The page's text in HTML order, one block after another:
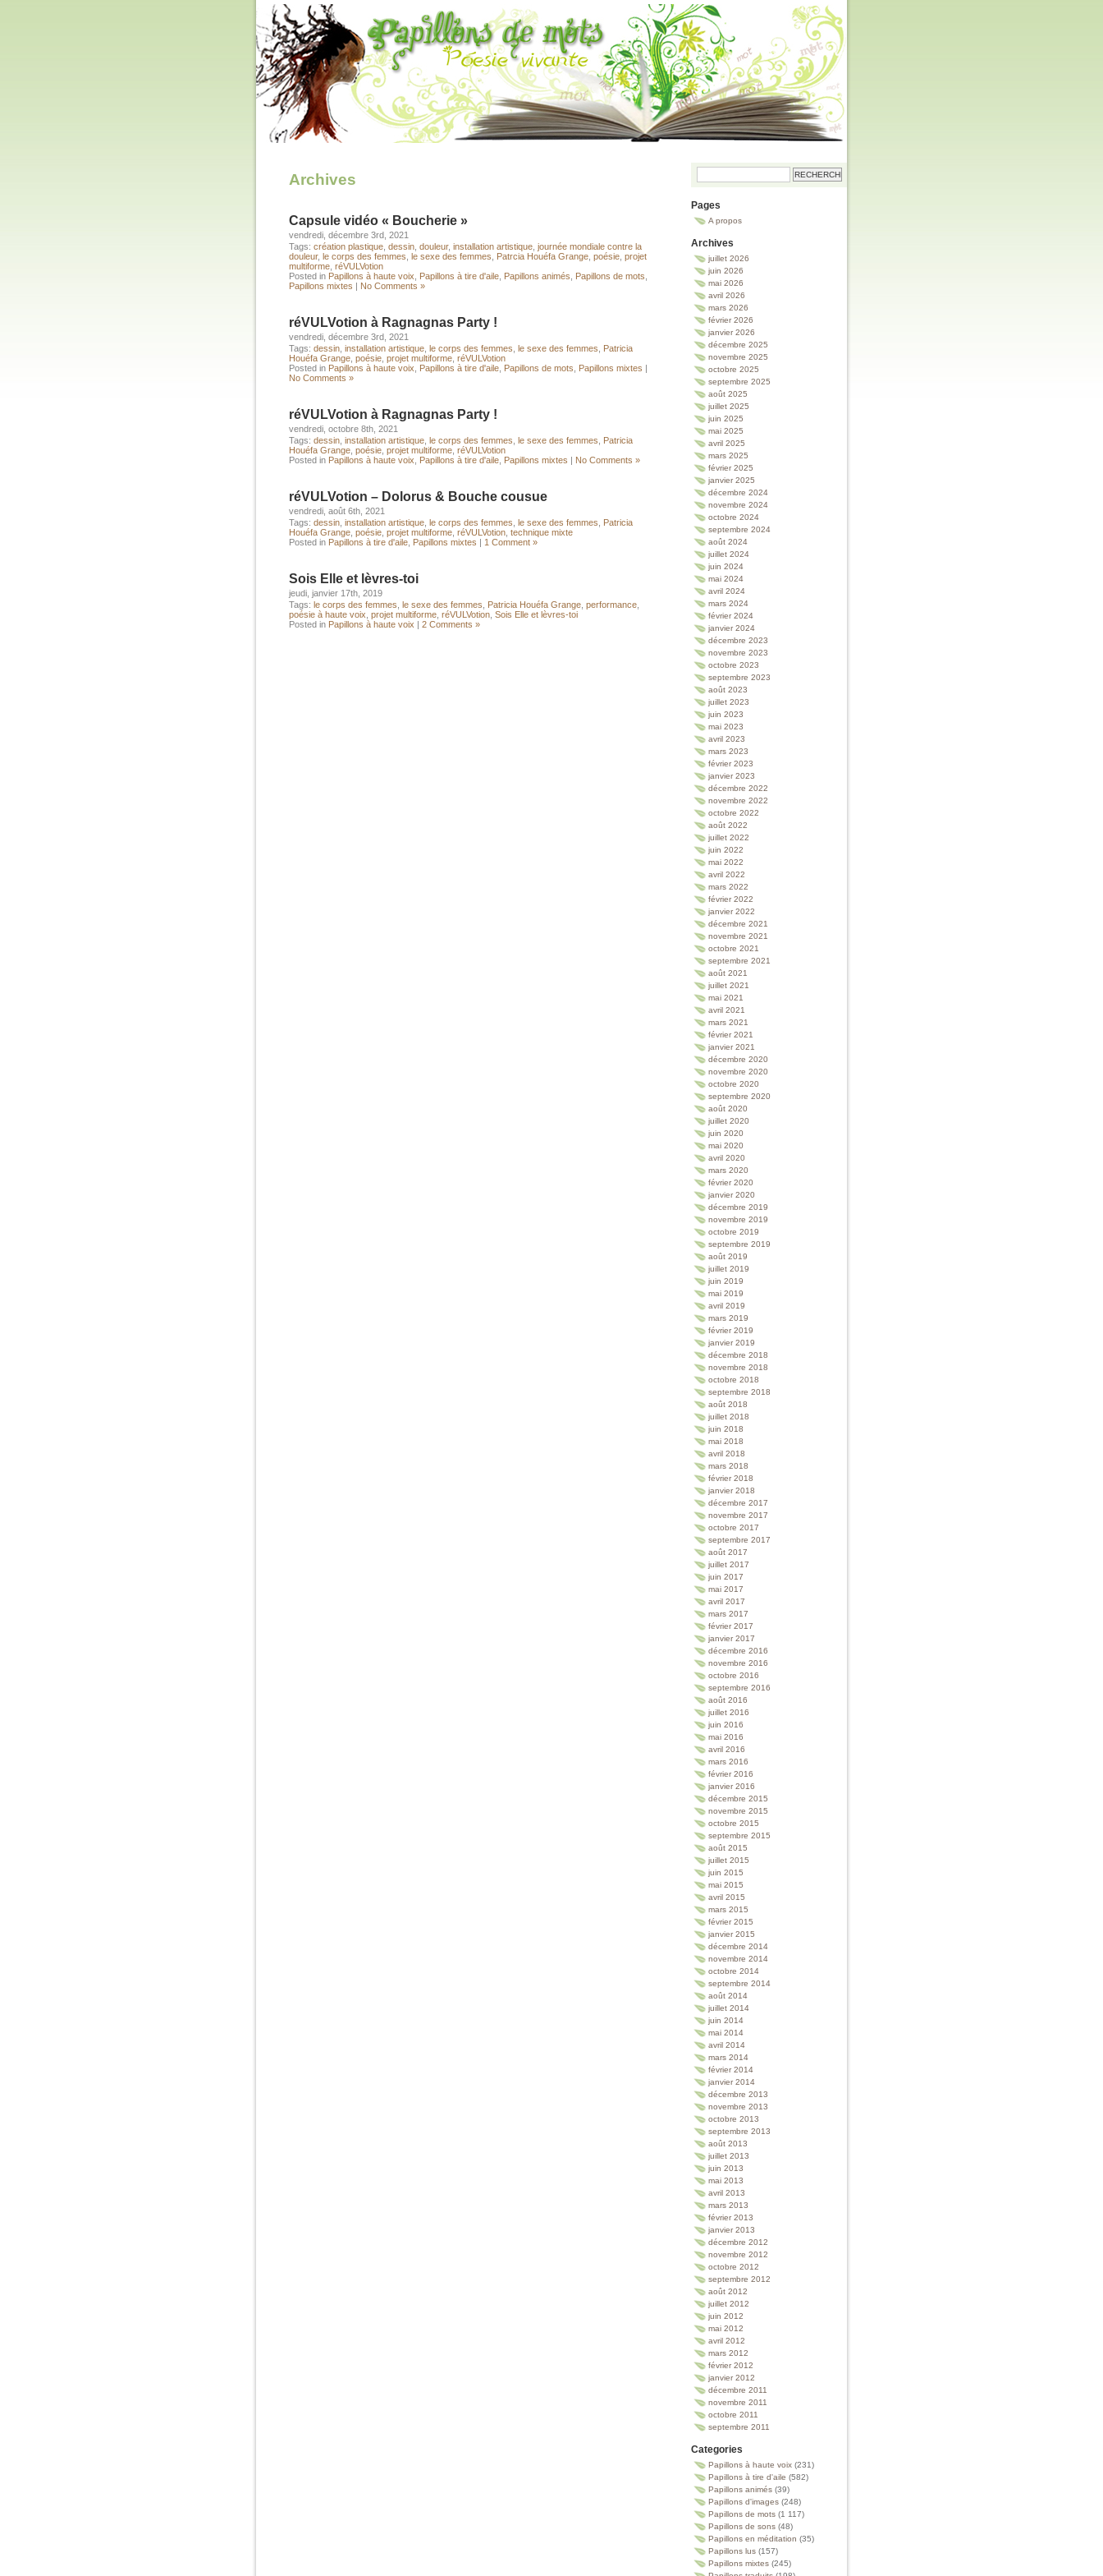
Archives
Capsule vidéo « Boucherie »
vendredi, décembre 3rd, 2021
Tags: création plastique dessin douleur, installation artistique journée mondiale contre la
douleur, le corps des femmes le sexe des femmes Patrcia Houéfa Grange poésie projet
multiforme réVULVotion
Posted in Papillons à haute voix Papillons à tire d'aile Papillons animés Papillons de mots
Papillons mixtes | No Comments »
réVULVotion à Ragnagnas Party !
vendredi, décembre 3rd, 2021
Tags: dessin installation artistique le corps des femmes le sexe des femmes
Patricia
Houéfa Grange poésie projet multiforme réVULVotion
Posted in Papillons à haute voix Papillons à tire d'aile Papillons de mots Papillons mixtes |
No Comments »
réVULVotion à Ragnagnas Party !
vendredi, octobre 8th, 2021
Tags: dessin installation artistique le corps des femmes le sexe des femmes
Patricia
Houéfa Grange poésie projet multiforme réVULVotion
Posted in Papillons à haute voix Papillons à tire d'aile Papillons mixtes | No Comments »
réVULVotion – Dolorus & Bouche cousue
vendredi, août 6th, 2021
Tags: dessin installation artistique le corps des femmes le sexe des femmes
Patricia
Houéfa Grange poésie projet multiforme réVULVotion technique mixte
Posted in Papillons à tire d'aile Papillons mixtes | 1 Comment »
Sois Elle et lèvres-toi
jeudi, janvier 17th, 2019
Tags: le corps des femmes le sexe des femmes Patricia Houéfa Grange performance
poésie à haute voix projet multiforme réVULVotion Sois Elle et lèvres-toi
Posted in Papillons à haute voix | 2 Comments »
Pages
A propos
Archives
juillet 2026
juin 2026
mai 2026
avril 2026
mars 2026
février 2026
janvier 2026
décembre 2025
novembre 2025
octobre 2025
septembre 2025
août 2025
juillet 2025
juin 2025
mai 2025
avril 2025
mars 2025
février 2025
janvier 2025
décembre 2024
novembre 2024
octobre 2024
septembre 2024
août 2024
juillet 2024
juin 2024
mai 2024
avril 2024
mars 2024
février 2024
janvier 2024
décembre 2023
novembre 2023
octobre 2023
septembre 2023
août 2023
juillet 2023
juin 2023
mai 2023
avril 2023
mars 2023
février 2023
janvier 2023
décembre 2022
novembre 2022
octobre 2022
août 2022
juillet 2022
juin 2022
mai 2022
avril 2022
mars 2022
février 2022
janvier 2022
décembre 2021
novembre 2021
octobre 2021
septembre 2021
août 2021
juillet 2021
mai 2021
avril 2021
mars 2021
février 2021
janvier 2021
décembre 2020
novembre 2020
octobre 2020
septembre 2020
août 2020
juillet 2020
juin 2020
mai 2020
avril 2020
mars 2020
février 2020
janvier 2020
décembre 2019
novembre 2019
octobre 2019
septembre 2019
août 2019
juillet 2019
juin 2019
mai 2019
avril 2019
mars 2019
février 2019
janvier 2019
décembre 2018
novembre 2018
octobre 2018
septembre 2018
août 2018
juillet 2018
juin 2018
mai 2018
avril 2018
mars 2018
février 2018
janvier 2018
décembre 2017
novembre 2017
octobre 2017
septembre 2017
août 2017
juillet 2017
juin 2017
mai 2017
avril 2017
mars 2017
février 2017
janvier 2017
décembre 2016
novembre 2016
octobre 2016
septembre 2016
août 2016
juillet 2016
juin 2016
mai 2016
avril 2016
mars 2016
février 2016
janvier 2016
décembre 2015
novembre 2015
octobre 2015
septembre 2015
août 2015
juillet 2015
juin 2015
mai 2015
avril 2015
mars 2015
février 2015
janvier 2015
décembre 2014
novembre 2014
octobre 2014
septembre 2014
août 2014
juillet 2014
juin 2014
mai 2014
avril 2014
mars 2014
février 2014
janvier 2014
décembre 2013
novembre 2013
octobre 2013
septembre 2013
août 2013
juillet 2013
juin 2013
mai 2013
avril 2013
mars 2013
février 2013
janvier 2013
décembre 2012
novembre 2012
octobre 2012
septembre 2012
août 2012
juillet 2012
juin 2012
mai 2012
avril 2012
mars 2012
février 2012
janvier 2012
décembre 2011
novembre 2011
octobre 2011
septembre 2011
Categories
Papillons à haute voix (231)
Papillons à tire d'aile (582)
Papillons animés (39)
Papillons d'images (248)
Papillons de mots (1 117)
Papillons de sons (48)
Papillons en méditation (35)
Papillons lus (157)
Papillons mixtes (245)